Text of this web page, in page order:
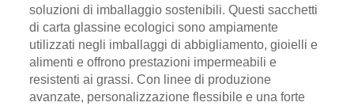
soluzioni di imballaggio sostenibili. Questi sacchetti
di carta glassine ecologici sono ampiamente
utilizzati negli imballaggi di abbigliamento, gioielli e
alimenti e offrono prestazioni impermeabili e
resistenti ai grassi. Con linee di produzione
avanzate, personalizzazione flessibile e una forte